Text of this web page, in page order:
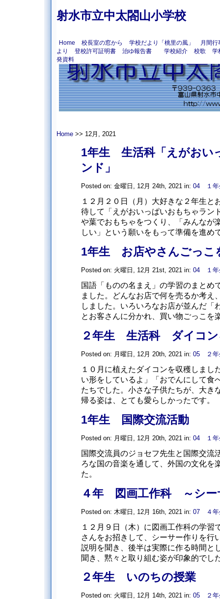
射水市立中太閤山小学校
Home 校長室の窓から 学校だより「桃里の風」
月間行
より
登校許可証明書 治ゆ報告書 学校紹介 校歌
学
発資料
Home >> 12月, 2021
1年生 生活科「えがおい
ンド」
Posted on: 金曜日, 12月 24th, 2021 in: 04 １年
１２月２０日（月）大好きな２年生と
待して「えがおいっぱいおもちゃラン
や葉でおもちゃをつくり、「みんなが
しい」という願いをもって準備を進め
1年生 お店やさんごっこ
Posted on: 火曜日, 12月 21st, 2021 in: 04 １年
国語「ものの名まえ」の学習のまとめ
ました。どんなお店で何を売るか考え
しました。いろいろなお店が並んだ「
とお客さんに分かれ、買い物ごっこを
２年生 生活科 ダイコン
Posted on: 月曜日, 12月 20th, 2021 in: 05 ２年
１０月に植えたダイコンを収穫しまし
い形をしているよ」「おでんにして食
たちでした。小さな子供たちが、大き
帰る姿は、とても愛らしかったです。
1年生 国際交流活動
Posted on: 月曜日, 12月 20th, 2021 in: 04 １年
国際交流員のジョセフ先生と国際交流
ろな国の音楽を通して、外国の文化を
た。
４年 図画工作科 ～シー
Posted on: 木曜日, 12月 16th, 2021 in: 07 ４年
１２月９日（木）に図画工作科の学習
さんをお招きして、シーサー作りを行
説明を聞き、後半は実際に作る時間と
聞き、黙々と取り組む姿が印象的でし
２年生 いのちの授業
Posted on: 火曜日, 12月 14th, 2021 in: 05 ２年